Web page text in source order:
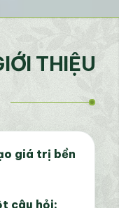
THIỆU
giá trị bền
câu hỏi: